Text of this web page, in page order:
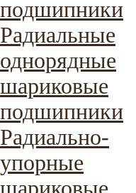
подшипники
Радиальные
однорядные
шариковые
подшипники
Радиально-
упорные